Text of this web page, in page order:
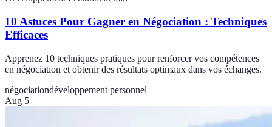
10 Astuces Pour Gagner en Négociation : Techniques
Efficaces
Apprenez 10 techniques pratiques pour renforcer vos compétences
en négociation et obtenir des résultats optimaux dans vos échanges.
négociationdéveloppement personnel
Aug 5